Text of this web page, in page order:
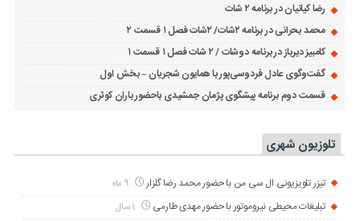
رضا کیانیان در برنامه ۲ شات
محمد بحرانی در برنامه ۲شات/ ۲شات فصل ۱ قسمت ۲
کامبیز دیرباز در برنامه دوشات / ۲ شات فصل ۱ قسمت ۱
گفت‌وگوی عادل فردوسی‌پور با همایون شجریان – بخش اول
قسمت دوم برنامه پیشگوی پژمان جمشیدی باحضور باران کوثری
تلوزیون شهری
تیزر تلویزیونی ال سی من با حضور محمد رضا گلزار 9 ماه
تبلیغات محیطی نیروموتور با حضور مهدی طارمی